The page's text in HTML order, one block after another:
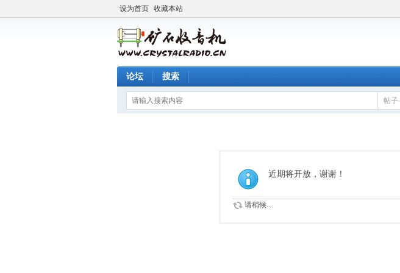
设为首页 收藏本站
论坛 搜索
帖子
近期将开放，谢谢！
请稍候...